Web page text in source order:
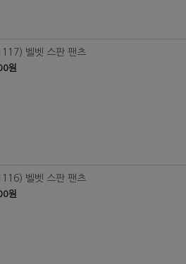
벨벳 스판 팬츠
원
벨벳 스판 팬츠
원